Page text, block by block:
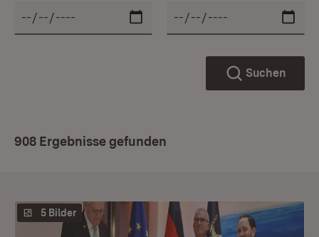
Suchen
908 Ergebnisse gefunden
5 Bilder